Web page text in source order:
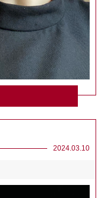
2024.03.10